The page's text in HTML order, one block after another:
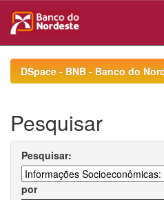
navigationDSpace - BNB - Banco do
Pesquisar
Pesquisar:
por